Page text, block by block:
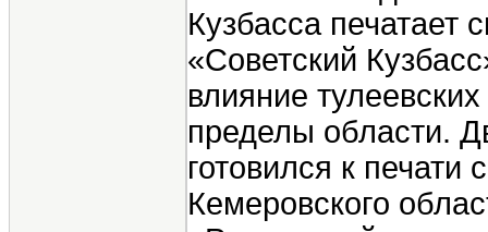
Кузбасса печатает
«Советский
влияние
пределы области.
готовился к печати
Кемеровского